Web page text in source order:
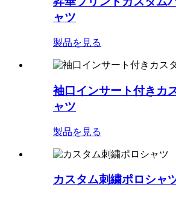
ャツ
製品を見る
袖口インサート付きカ
ャツ
製品を見る
カスタム刺繍ポロシャ